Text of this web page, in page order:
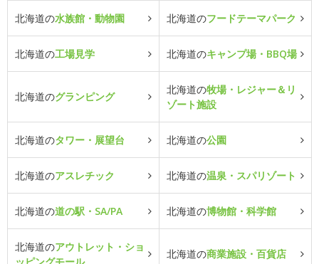
北海道の水族館・動物園 北海道のフードテーマパーク
北海道の工場見学 北海道のキャンプ場・BBQ場
北海道のグランピング
北海道の牧場・レジャー＆リ
ゾート施設
北海道のタワー・展望台 北海道の公園
北海道のアスレチック 北海道の温泉・スパリゾート
北海道の道の駅・SA/PA 北海道の博物館・科学館
北海道のアウトレット・ショ
北海道の商業施設・百貨店